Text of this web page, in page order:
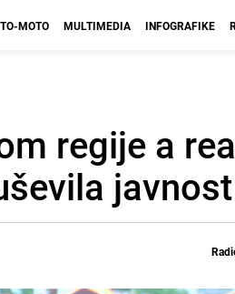
MOTO MULTIMEDIA INFOGRAFIKE
regije a
javnost